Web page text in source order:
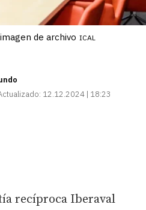
de archivo ICAL
12.12.2024 | 18:23
recíproca Iberaval